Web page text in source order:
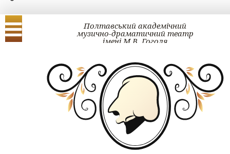
Полтавський академічний
музично-драматичний театр
імені М.В. Гоголя
Фестивальні